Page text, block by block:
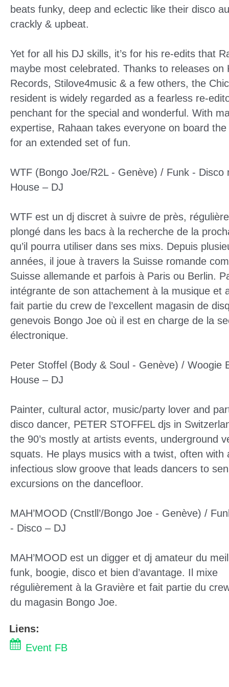
beats funky, deep and eclectic like their disco
crackly & upbeat.
Yet for all his DJ skills, it’s for his re-edits that
maybe most celebrated. Thanks to releases on
Records, Stilove4music & a few others, the
resident is widely regarded as a fearless re-
penchant for the special and wonderful. With
expertise, Rahaan takes everyone on board
for an extended set of fun.
WTF (Bongo Joe/R2L - Genève) / Funk - Disco
House – DJ
WTF est un dj discret à suivre de près,
plongé dans les bacs à la recherche de la
qu’il pourra utiliser dans ses mixs. Depuis
années, il joue à travers la Suisse romande
Suisse allemande et parfois à Paris ou Berlin.
intégrante de son attachement à la musique et
fait partie du crew de l’excellent magasin de
genevois Bongo Joe où il est en charge de la
électronique.
Peter Stoffel (Body & Soul - Genève) / Woogie
House – DJ
Painter, cultural actor, music/party lover and
disco dancer, PETER STOFFEL djs in
the 90’s mostly at artists events, underground
squats. He plays musics with a twist, often with
infectious slow groove that leads dancers to
excursions on the dancefloor.
MAH’MOOD (Cnstll’/Bongo Joe - Genève) /
- Disco – DJ
MAH’MOOD est un digger et dj amateur du
funk, boogie, disco et bien d’avantage. Il mixe
régulièrement à la Gravière et fait partie du
du magasin Bongo Joe.
Liens:
Event FB